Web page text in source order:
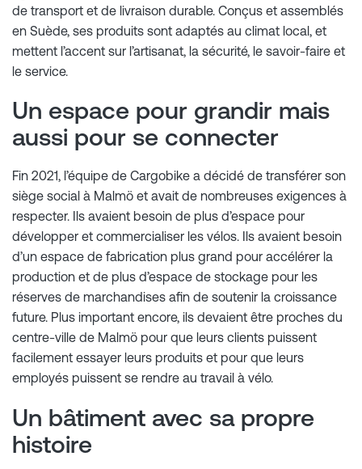
de transport et de livraison durable. Conçus et assemblés
en Suède, ses produits sont adaptés au climat local, et
mettent l’accent sur l’artisanat, la sécurité, le savoir-faire et
le service.
Un espace pour grandir mais
aussi pour se connecter
Fin 2021, l’équipe de Cargobike a décidé de transférer son
siège social à Malmö et avait de nombreuses exigences à
respecter. Ils avaient besoin de plus d’espace pour
développer et commercialiser les vélos. Ils avaient besoin
d’un espace de fabrication plus grand pour accélérer la
production et de plus d’espace de stockage pour les
réserves de marchandises afin de soutenir la croissance
future. Plus important encore, ils devaient être proches du
centre-ville de Malmö pour que leurs clients puissent
facilement essayer leurs produits et pour que leurs
employés puissent se rendre au travail à vélo.
Un bâtiment avec sa propre
histoire